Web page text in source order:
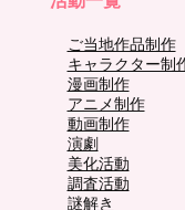
ご当地作品制作
キャラクター制
漫画制作
アニメ制作
動画制作
演劇
美化活動
調査活動
謎解き